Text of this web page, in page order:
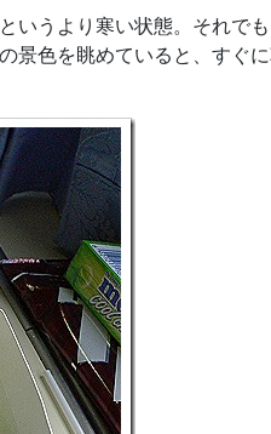
いうより寒い状態。それで
景色を眺めていると、すぐ